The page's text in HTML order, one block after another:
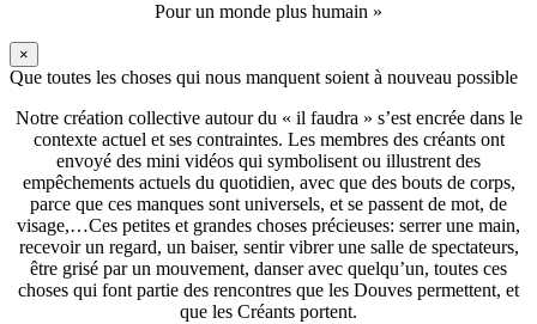
Pour un monde plus humain »
×
Que toutes les choses qui nous manquent soient à nouveau possible
Notre création collective autour du « il faudra » s’est encrée dans le
contexte actuel et ses contraintes. Les membres des créants ont
envoyé des mini vidéos qui symbolisent ou illustrent des
empêchements actuels du quotidien, avec que des bouts de corps,
parce que ces manques sont universels, et se passent de mot, de
visage,…Ces petites et grandes choses précieuses: serrer une main,
recevoir un regard, un baiser, sentir vibrer une salle de spectateurs,
être grisé par un mouvement, danser avec quelqu’un, toutes ces
choses qui font partie des rencontres que les Douves permettent, et
que les Créants portent.